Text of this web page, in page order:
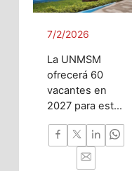
7/2/2026
La UNMSM
ofrecerá 60
vacantes en
2027 para esta
innovadora
carrera
enfocada en
investigación,